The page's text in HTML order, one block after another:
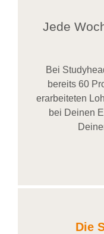
Jede
Bei
bereits 60
erarbeiteten
bei Deinen
Die